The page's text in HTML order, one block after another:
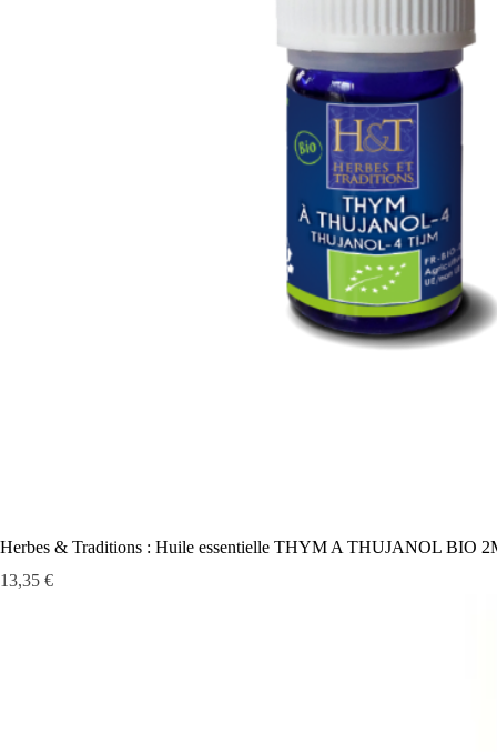
Herbes & Traditions : Huile essentielle THYM A THUJANOL BIO
Prix
13,35 €